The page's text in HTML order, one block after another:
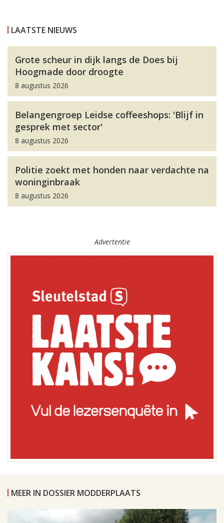
LAATSTE NIEUWS
Grote scheur in dijk langs de Does bij
Hoogmade door droogte
8 augustus 2026
Belangengroep Leidse coffeeshops: 'Blijf in
gesprek met sector'
8 augustus 2026
Politie zoekt met honden naar verdachte na
woninginbraak
8 augustus 2026
Advertentie
MEER IN DOSSIER MODDERPLAATS